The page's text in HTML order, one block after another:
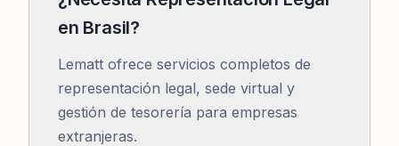
en Brasil?
Lematt ofrece servicios completos de
representación legal, sede virtual y
gestión de tesorería para empresas
extranjeras.